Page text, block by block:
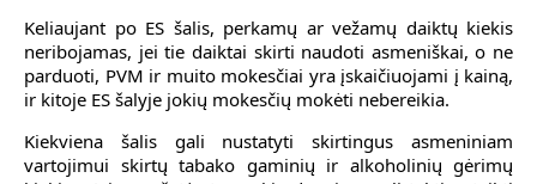
Keliaujant po ES šalis, perkamų ar vežamų daiktų kiekis
neribojamas, jei tie daiktai skirti naudoti asmeniškai, o ne
parduoti, PVM ir muito mokesčiai yra įskaičiuojami į kainą,
ir kitoje ES šalyje jokių mokesčių mokėti nebereikia.
Kiekviena šalis gali nustatyti skirtingus asmeniniam
vartojimui skirtų tabako gaminių ir alkoholinių gėrimų